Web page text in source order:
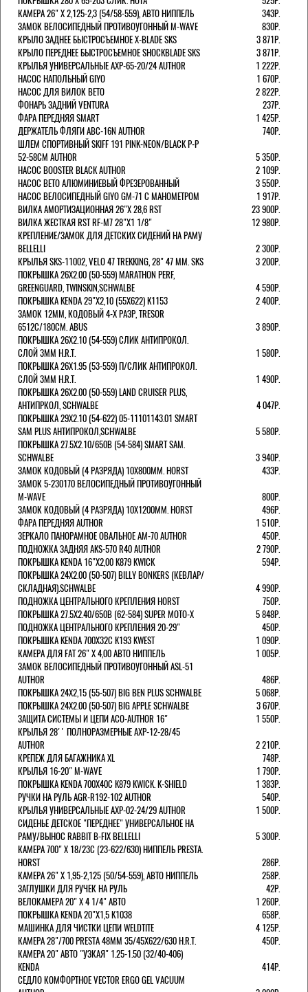
КАМЕРА 26" X 2,125-2,3 (54/58-559), АВТО НИППЕЛЬ
343Р.
ЗАМОК ВЕЛОСИПЕДНЫЙ ПРОТИВОУГОННЫЙ M-WAVE
830Р.
КРЫЛО ЗАДНЕЕ БЫСТРОСЪЕМНОЕ X-BLADE SKS
3 871Р.
КРЫЛО ПЕРЕДНЕЕ БЫСТРОСЪЕМНОЕ SHOCKBLADE SKS
3 871Р.
КРЫЛЬЯ УНИВЕРСАЛЬНЫЕ AXP-65-20/24 AUTHOR
1 222Р.
НАСОС НАПОЛЬНЫЙ GIYO
1 670Р.
НАСОС ДЛЯ ВИЛОК ВЕТО
2 822Р.
ФОНАРЬ ЗАДНИЙ VENTURA
237Р.
ФАРА ПЕРЕДНЯЯ SMART
1 425Р.
ДЕРЖАТЕЛЬ ФЛЯГИ ABC-16N AUTHOR
740Р.
ШЛЕМ СПОРТИВНЫЙ SKIFF 191 PINK-NEON/BLACK Р-Р
52-58СМ AUTHOR
5 350Р.
НАСОС BOOSTER BLACK AUTHOR
2 109Р.
НАСОС BETO АЛЮМИНИЕВЫЙ ФРЕЗЕРОВАННЫЙ
3 550Р.
НАСОС ВЕЛОСИПЕДНЫЙ GIYO GM-71 С МАНОМЕТРОМ
1 917Р.
ВИЛКА АМОРТИЗАЦИОННАЯ 26"Х 28,6 RST
23 900Р.
ВИЛКА ЖЕСТКАЯ RST RF-M7 28"Х1 1/8"
12 980Р.
КРЕПЛЕНИЕ/ЗАМОК ДЛЯ ДЕТСКИХ СИДЕНИЙ НА РАМУ
BELLELLI
2 300Р.
КРЫЛЬЯ SKS-11002, VELO 47 TREKKING, 28" 47 ММ. SKS
3 200Р.
ПОКРЫШКА 26X2.00 (50-559) MARATHON PERF,
GREENGUARD, TWINSKIN,SCHWALBE
4 590Р.
ПОКРЫШКА KENDA 29"Х2,10 (55X622) K1153
2 400Р.
ЗАМОК 12ММ, КОДОВЫЙ 4-Х РАЗР, TRESOR
6512C/180СМ. ABUS
3 890Р.
ПОКРЫШКА 26X2.10 (54-559) СЛИК АНТИПРОКОЛ.
СЛОЙ 3ММ H.R.T.
1 580Р.
ПОКРЫШКА 26X1.95 (53-559) П/СЛИК АНТИПРОКОЛ.
СЛОЙ 3ММ H.R.T.
1 490Р.
ПОКРЫШКА 26X2.00 (50-559) LAND CRUISER PLUS,
АНТИПРКОЛ, SCHWALBE
4 047Р.
ПОКРЫШКА 29X2.10 (54-622) 05-11101143.01 SMART
SAM PLUS АНТИПРОКОЛ,SCHWALBE
5 580Р.
ПОКРЫШКА 27.5X2.10/650B (54-584) SMART SAM.
SCHWALBE
3 940Р.
ЗАМОК КОДОВЫЙ (4 РАЗРЯДА) 10Х800ММ. HORST
433Р.
ЗАМОК 5-230170 ВЕЛОСИПЕДНЫЙ ПРОТИВОУГОННЫЙ
M-WAVE
800Р.
ЗАМОК КОДОВЫЙ (4 РАЗРЯДА) 10Х1200ММ. HORST
496Р.
ФАРА ПЕРЕДНЯЯ AUTHOR
1 510Р.
ЗЕРКАЛО ПАНОРАМНОЕ ОВАЛЬНОЕ AM-70 AUTHOR
450Р.
ПОДНОЖКА ЗАДНЯЯ AKS-570 R40 AUTHOR
2 790Р.
ПОКРЫШКА KENDA 16"Х2,00 K879 KWICK
594Р.
ПОКРЫШКА 24X2.00 (50-507) BILLY BONKERS (КЕВЛАР/
СКЛАДНАЯ).SCHWALBE
4 990Р.
ПОДНОЖКА ЦЕНТРАЛЬНОГО КРЕПЛЕНИЯ HORST
750Р.
ПОКРЫШКА 27.5X2.40/650B (62-584) SUPER MOTO-X
5 848Р.
ПОДНОЖКА ЦЕНТРАЛЬНОГО КРЕПЛЕНИЯ 20-29"
450Р.
ПОКРЫШКА KENDA 700Х32С K193 KWEST
1 090Р.
КАМЕРА ДЛЯ FAT 26" X 4,00 АВТО НИППЕЛЬ
1 005Р.
ЗАМОК ВЕЛОСИПЕДНЫЙ ПРОТИВОУГОННЫЙ ASL-51
AUTHOR
486Р.
ПОКРЫШКА 24X2,15 (55-507) BIG BEN PLUS SCHWALBE
5 068Р.
ПОКРЫШКА 24X2.00 (50-507) BIG APPLE SCHWALBE
3 670Р.
ЗАЩИТА СИСТЕМЫ И ЦЕПИ ACO-AUTHOR 16"
1 550Р.
КРЫЛЬЯ 28'' ПОЛНОРАЗМЕРНЫЕ AXP-12-28/45
AUTHOR
2 210Р.
КРЕПЕЖ ДЛЯ БАГАЖНИКА XL
748Р.
КРЫЛЬЯ 16-20" M-WAVE
1 790Р.
ПОКРЫШКА KENDA 700Х40С K879 KWICK. K-SHIELD
1 383Р.
РУЧКИ НА РУЛЬ AGR-R192-102 AUTHOR
540Р.
КРЫЛЬЯ УНИВЕРСАЛЬНЫЕ AXP-02-24/29 AUTHOR
1 500Р.
СИДЕНЬЕ ДЕТСКОЕ "ПЕРЕДНЕЕ" УНИВЕРСАЛЬНОЕ НА
РАМУ/ВЫНОС RABBIT B-FIX BELLELLI
5 300Р.
КАМЕРА 700" Х 18/23C (23-622/630) НИППЕЛЬ PRESTA.
HORST
286Р.
КАМЕРА 26" X 1,95-2,125 (50/54-559), АВТО НИППЕЛЬ
258Р.
ЗАГЛУШКИ ДЛЯ РУЧЕК НА РУЛЬ
42Р.
ВЕЛОКАМЕРА 20" Х 4 1/4" АВТО
1 260Р.
ПОКРЫШКА KENDA 20"Х1,5 K1038
658Р.
МАШИНКА ДЛЯ ЧИСТКИ ЦЕПИ WELDTITE
4 125Р.
КАМЕРА 28"/700 PRESTA 48ММ 35/45Х622/630 H.R.T.
450Р.
КАМЕРА 20" АВТО "УЗКАЯ" 1.25-1.50 (32/40-406)
KENDA
414Р.
СЕДЛО КОМФОРТНОЕ VECTOR ERGO GEL VACUUM